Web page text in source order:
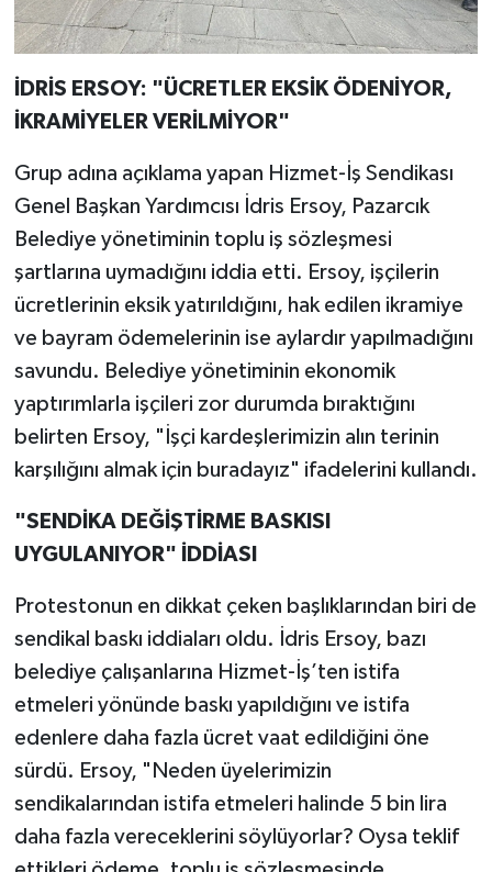
İDRİS ERSOY: "ÜCRETLER EKSİK ÖDENİYOR,
İKRAMİYELER VERİLMİYOR"
Grup adına açıklama yapan Hizmet-İş Sendikası
Genel Başkan Yardımcısı İdris Ersoy, Pazarcık
Belediye yönetiminin toplu iş sözleşmesi
şartlarına uymadığını iddia etti. Ersoy, işçilerin
ücretlerinin eksik yatırıldığını, hak edilen ikramiye
ve bayram ödemelerinin ise aylardır yapılmadığını
savundu. Belediye yönetiminin ekonomik
yaptırımlarla işçileri zor durumda bıraktığını
belirten Ersoy, "İşçi kardeşlerimizin alın terinin
karşılığını almak için buradayız" ifadelerini kullandı.
"SENDİKA DEĞİŞTİRME BASKISI
UYGULANIYOR" İDDİASI
Protestonun en dikkat çeken başlıklarından biri de
sendikal baskı iddiaları oldu. İdris Ersoy, bazı
belediye çalışanlarına Hizmet-İş’ten istifa
etmeleri yönünde baskı yapıldığını ve istifa
edenlere daha fazla ücret vaat edildiğini öne
sürdü. Ersoy, "Neden üyelerimizin
sendikalarından istifa etmeleri halinde 5 bin lira
daha fazla vereceklerini söylüyorlar? Oysa teklif